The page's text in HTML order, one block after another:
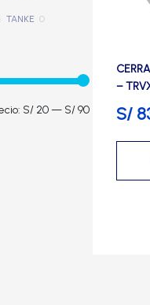
–
S/
TANKE 0
Precio
Precio
S/ 20— S/ 90